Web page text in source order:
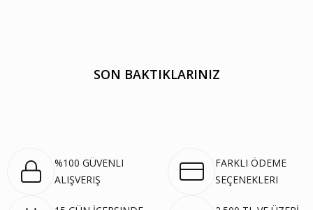
SON BAKTIKLARINIZ
%100 GÜVENLI
ALIŞVERIŞ
FARKLI ÖDEME
SEÇENEKLERI